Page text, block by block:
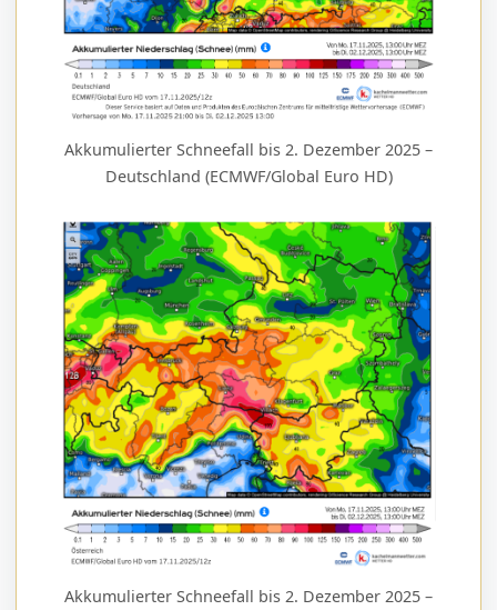
Akkumulierter Schneefall bis 2. Dezember 2025 –
Deutschland (ECMWF/Global Euro HD)
Akkumulierter Schneefall bis 2. Dezember 2025 –